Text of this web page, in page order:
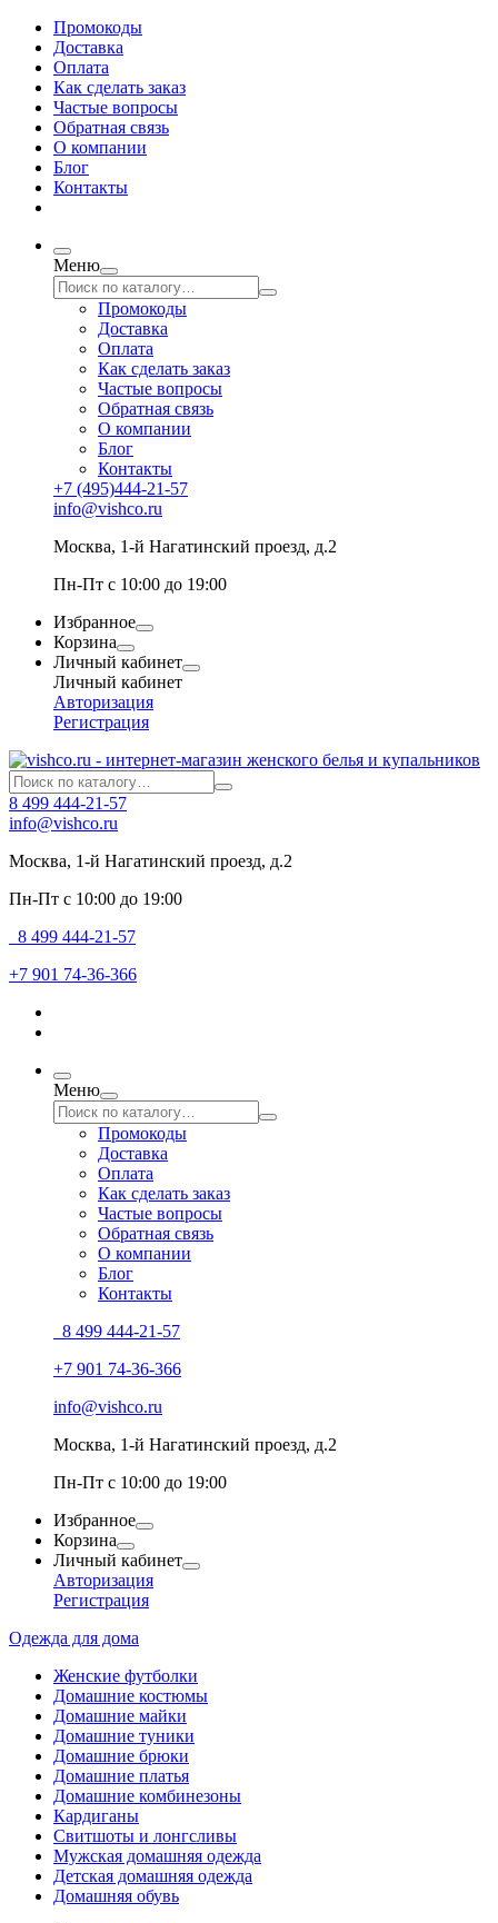
Промокоды
Доставка
Оплата
Как сделать заказ
Частые вопросы
Обратная связь
О компании
Блог
Контакты
Меню
Промокоды
Доставка
Оплата
Как сделать заказ
Частые вопросы
Обратная связь
О компании
Блог
Контакты
+7 (495)444-21-57
info@vishco.ru
Москва, 1-й Нагатинский проезд, д.2
Пн-Пт с 10:00 до 19:00
Избранное
Корзина
Личный кабинет
Личный кабинет
Авторизация
Регистрация
8 499 444-21-57
info@vishco.ru
Москва, 1-й Нагатинский проезд, д.2
Пн-Пт с 10:00 до 19:00
8 499 444-21-57
+7 901 74-36-366
Меню
Промокоды
Доставка
Оплата
Как сделать заказ
Частые вопросы
Обратная связь
О компании
Блог
Контакты
8 499 444-21-57
+7 901 74-36-366
info@vishco.ru
Москва, 1-й Нагатинский проезд, д.2
Пн-Пт с 10:00 до 19:00
Избранное
Корзина
Личный кабинет
Авторизация
Регистрация
Одежда для дома
Женские футболки
Домашние костюмы
Домашние майки
Домашние туники
Домашние брюки
Домашние платья
Домашние комбинезоны
Кардиганы
Свитшоты и лонгсливы
Мужская домашняя одежда
Детская домашняя одежда
Домашняя обувь